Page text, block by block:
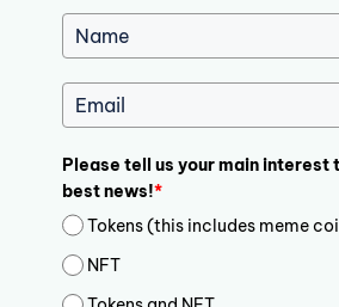
Please tell us your main interest
best news!*
Tokens (this includes meme
NFT